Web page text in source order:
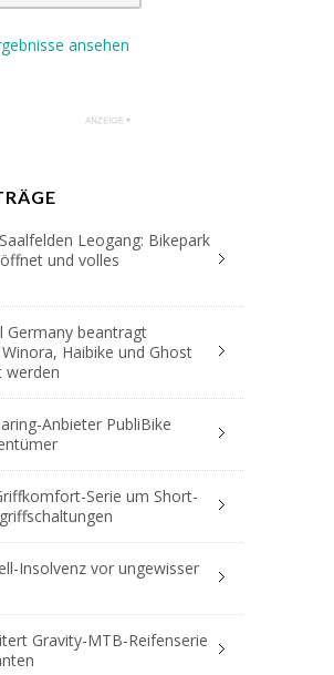
ansehen
Leogang: Bikepark
und volles
Germany beantragt
Haibike und Ghost
werden
Anbieter PubliBike
Serie um Short-
Insolvenz vor ungewisser
Gravity-MTB-Reifenserie